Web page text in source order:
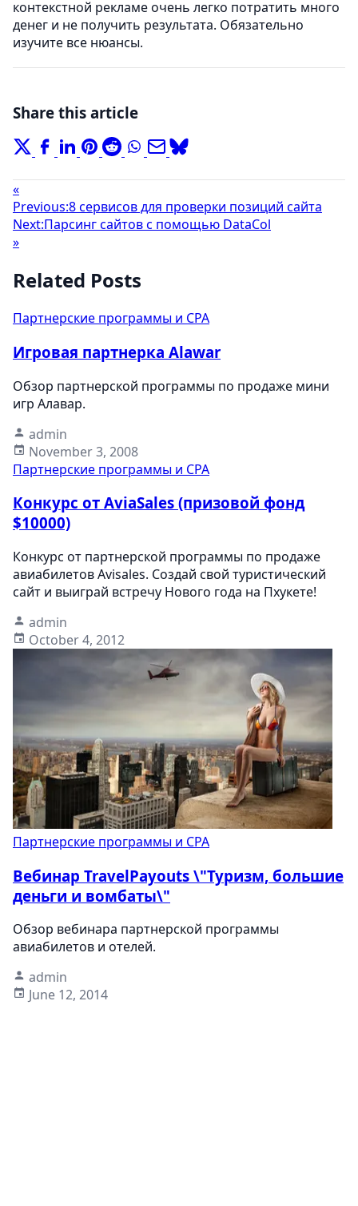
контекстной рекламе очень легко потратить много
денег и не получить результата. Обязательно
изучите все нюансы.
Share this article
«
Previous:8 сервисов для проверки позиций сайта
Next:Парсинг сайтов с помощью DataCol
»
Related Posts
Партнерские программы и CPA
Игровая партнерка Alawar
Обзор партнерской программы по продаже мини
игр Алавар.
admin
November 3, 2008
Партнерские программы и CPA
Конкурс от AviaSales (призовой фонд
$10000)
Конкурс от партнерской программы по продаже
авиабилетов Avisales. Создай свой туристический
сайт и выиграй встречу Нового года на Пхукете!
admin
October 4, 2012
Партнерские программы и CPA
Вебинар TravelPayouts \"Туризм, большие
деньги и вомбаты\"
Обзор вебинара партнерской программы
авиабилетов и отелей.
admin
June 12, 2014